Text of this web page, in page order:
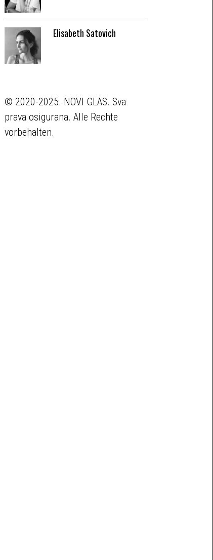
Elisabeth Satovich
© 2020-2025. NOVI GLAS. Sva
prava osigurana. Alle Rechte
vorbehalten.